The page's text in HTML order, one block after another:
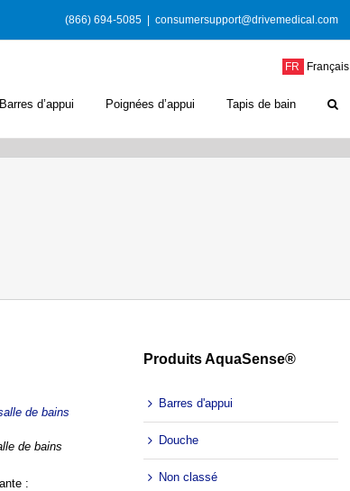
FR Français
(866) 694-5085 consumersupport@drivemedical.com
Barres d’appui Poignées d’appui Tapis de bain
de bains
:
Produits AquaSense®
Barres d'appui
Douche
Non classé